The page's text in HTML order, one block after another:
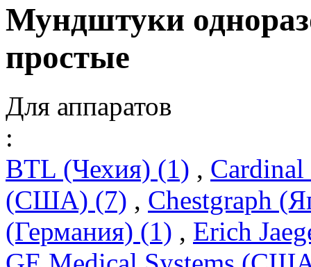
Мундштуки
простые
Для аппаратов
:
BTL (Чехия) (1) ,
(США) (7) , Chestgraph
(Германия) (1) , Erich